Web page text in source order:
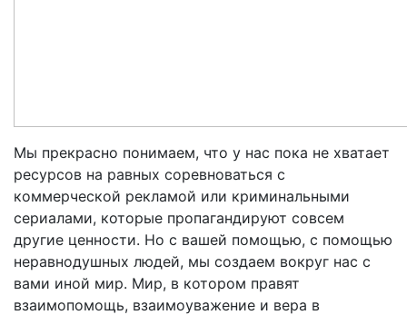
Мы прекрасно понимаем, что у нас пока не хватает
ресурсов на равных соревноваться с
коммерческой рекламой или криминальными
сериалами, которые пропагандируют совсем
другие ценности. Но с вашей помощью, с помощью
неравнодушных людей, мы создаем вокруг нас с
вами иной мир. Мир, в котором правят
взаимопомощь, взаимоуважение и вера в